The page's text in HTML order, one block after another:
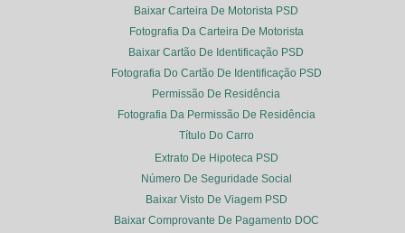
Baixar Carteira De Motorista PSD
Fotografia Da Carteira De Motorista
Baixar Cartão De Identificação PSD
Fotografia Do Cartão De Identificação PSD
Permissão De Residência
Fotografia Da Permissão De Residência
Título Do Carro
Extrato De Hipoteca PSD
Número De Seguridade Social
Baixar Visto De Viagem PSD
Baixar Comprovante De Pagamento DOC